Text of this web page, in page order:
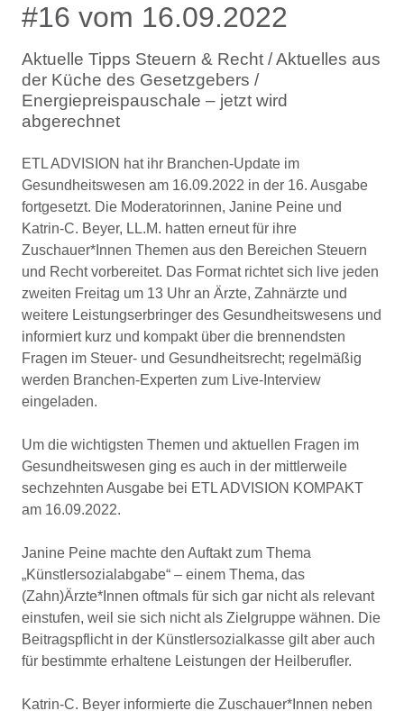
#16 vom 16.09.2022
Aktuelle Tipps Steuern & Recht / Aktuelles aus
der Küche des Gesetzgebers /
Energiepreispauschale – jetzt wird
abgerechnet
ETL ADVISION hat ihr Branchen-Update im
Gesundheitswesen am 16.09.2022 in der 16. Ausgabe
fortgesetzt. Die Moderatorinnen, Janine Peine und
Katrin-C. Beyer, LL.M. hatten erneut für ihre
Zuschauer*Innen Themen aus den Bereichen Steuern
und Recht vorbereitet. Das Format richtet sich live jeden
zweiten Freitag um 13 Uhr an Ärzte, Zahnärzte und
weitere Leistungserbringer des Gesundheitswesens und
informiert kurz und kompakt über die brennendsten
Fragen im Steuer- und Gesundheitsrecht; regelmäßig
werden Branchen-Experten zum Live-Interview
eingeladen.
Um die wichtigsten Themen und aktuellen Fragen im
Gesundheitswesen ging es auch in der mittlerweile
sechzehnten Ausgabe bei ETL ADVISION KOMPAKT
am 16.09.2022.
Janine Peine machte den Auftakt zum Thema
„Künstlersozialabgabe“ – einem Thema, das
(Zahn)Ärzte*Innen oftmals für sich gar nicht als relevant
einstufen, weil sie sich nicht als Zielgruppe wähnen. Die
Beitragspflicht in der Künstlersozialkasse gilt aber auch
für bestimmte erhaltene Leistungen der Heilberufler.
Katrin-C. Beyer informierte die Zuschauer*Innen neben